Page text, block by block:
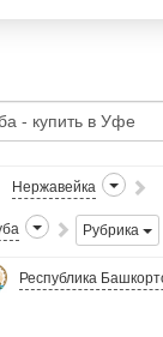
Нержавейка
Рубрика
Республика